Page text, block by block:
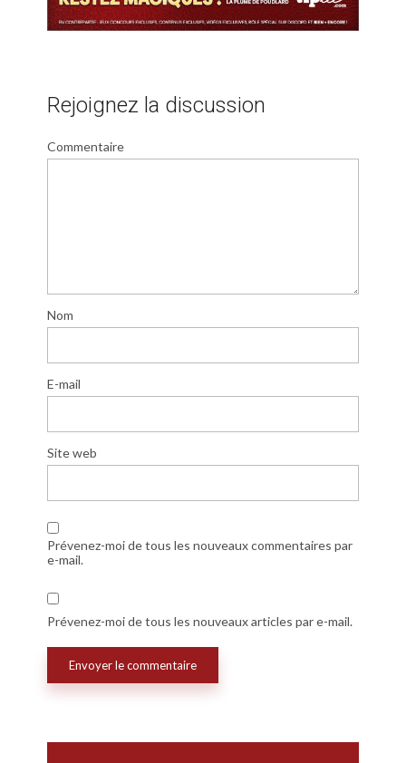
Rejoignez la discussion
Commentaire
Nom
E-mail
Site web
Prévenez-moi de tous les nouveaux commentaires par
e-mail.
Prévenez-moi de tous les nouveaux articles par e-mail.